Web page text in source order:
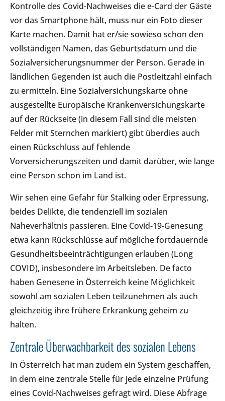
Kontrolle des Covid-Nachweises die e-Card der Gäste
vor das Smartphone hält, muss nur ein Foto dieser
Karte machen. Damit hat er/sie sowieso schon den
vollständigen Namen, das Geburtsdatum und die
Sozialversicherungsnummer der Person. Gerade in
ländlichen Gegenden ist auch die Postleitzahl einfach
zu ermitteln. Eine Sozialversichungskarte ohne
ausgestellte Europäische Krankenversichungskarte
auf der Rückseite (in diesem Fall sind die meisten
Felder mit Sternchen markiert) gibt überdies auch
einen Rückschluss auf fehlende
Vorversicherungszeiten und damit darüber, wie lange
eine Person schon im Land ist.
Wir sehen eine Gefahr für Stalking oder Erpressung,
beides Delikte, die tendenziell im sozialen
Naheverhältnis passieren. Eine Covid-19-Genesung
etwa kann Rückschlüsse auf mögliche fortdauernde
Gesundheitsbeeinträchtigungen erlauben (Long
COVID), insbesondere im Arbeitsleben. De facto
haben Genesene in Österreich keine Möglichkeit
sowohl am sozialen Leben teilzunehmen als auch
gleichzeitig ihre frühere Erkrankung geheim zu
halten.
Zentrale Überwachbarkeit des sozialen Lebens
In Österreich hat man zudem ein System geschaffen,
in dem eine zentrale Stelle für jede einzelne Prüfung
eines Covid-Nachweises gefragt wird. Diese Abfrage